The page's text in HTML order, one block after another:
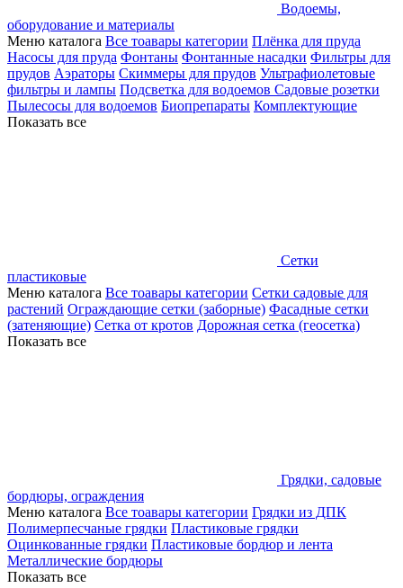
Водоемы,
оборудование и материалы
Меню каталога Все тоавары категории Плёнка для пруда
Насосы для пруда Фонтаны Фонтанные насадки Фильтры для
прудов Аэраторы Скиммеры для прудов Ультрафиолетовые
фильтры и лампы Подсветка для водоемов Садовые розетки
Пылесосы для водоемов Биопрепараты Комплектующие
Показать все
Сетки
пластиковые
Меню каталога Все тоавары категории Сетки садовые для
растений Ограждающие сетки (заборные) Фасадные сетки
(затеняющие) Сетка от кротов Дорожная сетка (геосетка)
Показать все
Грядки, садовые
бордюры, ограждения
Меню каталога Все тоавары категории Грядки из ДПК
Полимерпесчаные грядки Пластиковые грядки
Оцинкованные грядки Пластиковые бордюр и лента
Металлические бордюры
Показать все